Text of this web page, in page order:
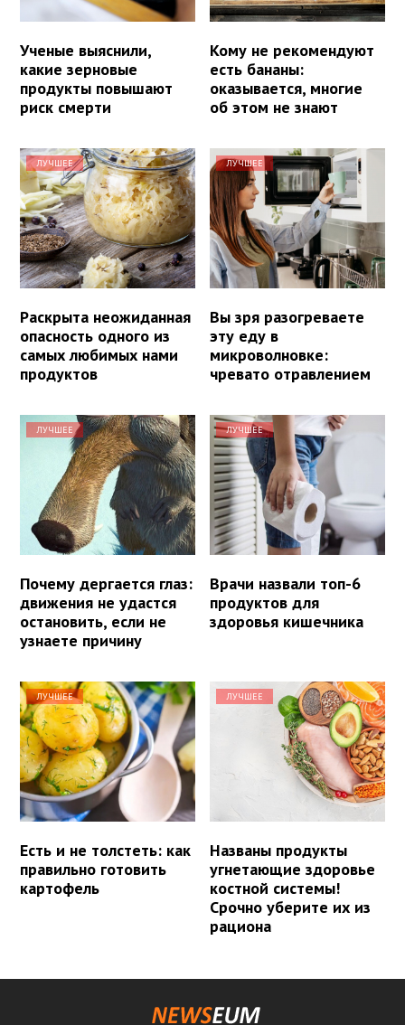
Ученые выяснили,
какие зерновые
продукты повышают
риск смерти
Кому не рекомендуют
есть бананы:
оказывается, многие
об этом не знают
ЛУЧШЕЕ
Раскрыта неожиданная
опасность одного из
самых любимых нами
продуктов
ЛУЧШЕЕ
Вы зря разогреваете
эту еду в
микроволновке:
чревато отравлением
ЛУЧШЕЕ
Почему дергается глаз:
движения не удастся
остановить, если не
узнаете причину
ЛУЧШЕЕ
Врачи назвали топ-6
продуктов для
здоровья кишечника
ЛУЧШЕЕ
Есть и не толстеть: как
правильно готовить
картофель
ЛУЧШЕЕ
Названы продукты
угнетающие здоровье
костной системы!
Срочно уберите их из
рациона